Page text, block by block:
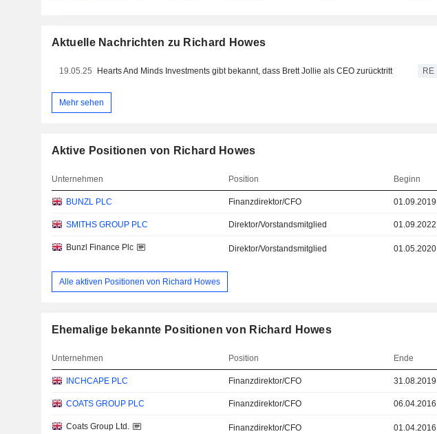
Aktuelle Nachrichten zu Richard Howes
19.05.25 Hearts And Minds Investments gibt bekannt, dass Brett Jollie als CEO zurücktritt RE
Mehr sehen
Aktive Positionen von Richard Howes
Unternehmen Position Beginn
BUNZL PLC Finanzdirektor/CFO 01.09.2019
SMITHS GROUP PLC Direktor/Vorstandsmitglied 01.09.2022
Bunzl Finance Plc Direktor/Vorstandsmitglied 01.05.2020
Alle aktiven Positionen von Richard Howes
Ehemalige bekannte Positionen von Richard Howes
Unternehmen Position Ende
INCHCAPE PLC Finanzdirektor/CFO 31.08.2019
COATS GROUP PLC Finanzdirektor/CFO 06.04.2016
Coats Group Ltd. Finanzdirektor/CFO 01.04.2016